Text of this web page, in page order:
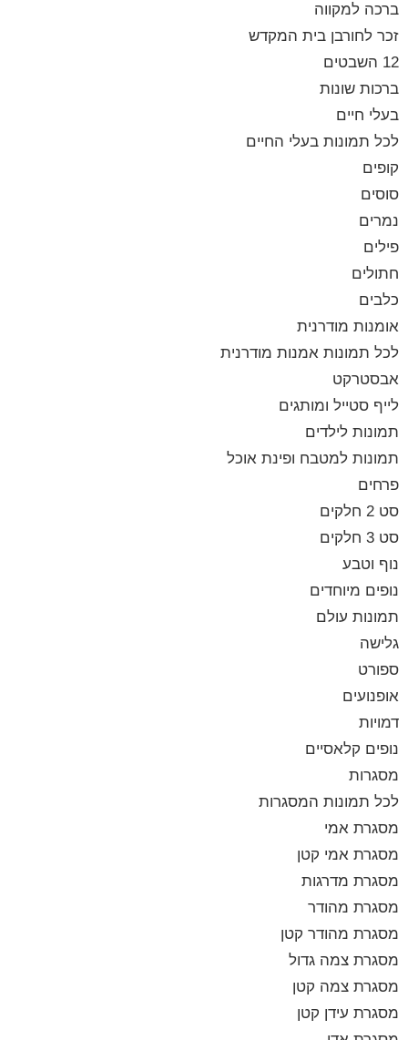
ברכה למקווה
זכר לחורבן בית המקדש
12 השבטים
ברכות שונות
בעלי חיים
לכל תמונות בעלי החיים
קופים
סוסים
נמרים
פילים
חתולים
כלבים
אומנות מודרנית
לכל תמונות אמנות מודרנית
אבסטרקט
לייף סטייל ומותגים
תמונות לילדים
תמונות למטבח ופינת אוכל
פרחים
סט 2 חלקים
סט 3 חלקים
נוף וטבע
נופים מיוחדים
תמונות עולם
גלישה
ספורט
אופנועים
דמויות
נופים קלאסיים
מסגרות
לכל תמונות המסגרות
מסגרת אמי
מסגרת אמי קטן
מסגרת מדרגות
מסגרת מהודר
מסגרת מהודר קטן
מסגרת צמה גדול
מסגרת צמה קטן
מסגרת עידן קטן